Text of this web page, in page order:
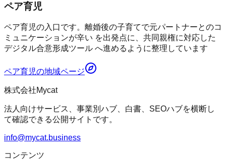
ペア育児
ペア育児の入口です。離婚後の子育てで元パートナーとのコ
ミュニケーションが辛い を出発点に、共同親権に対応した
デジタル合意形成ツール へ進めるように整理しています
ペア育児の地域ページ
株式会社Mycat
法人向けサービス、事業別ハブ、白書、SEOハブを横断し
て確認できる公開サイトです。
info@mycat.business
コンテンツ